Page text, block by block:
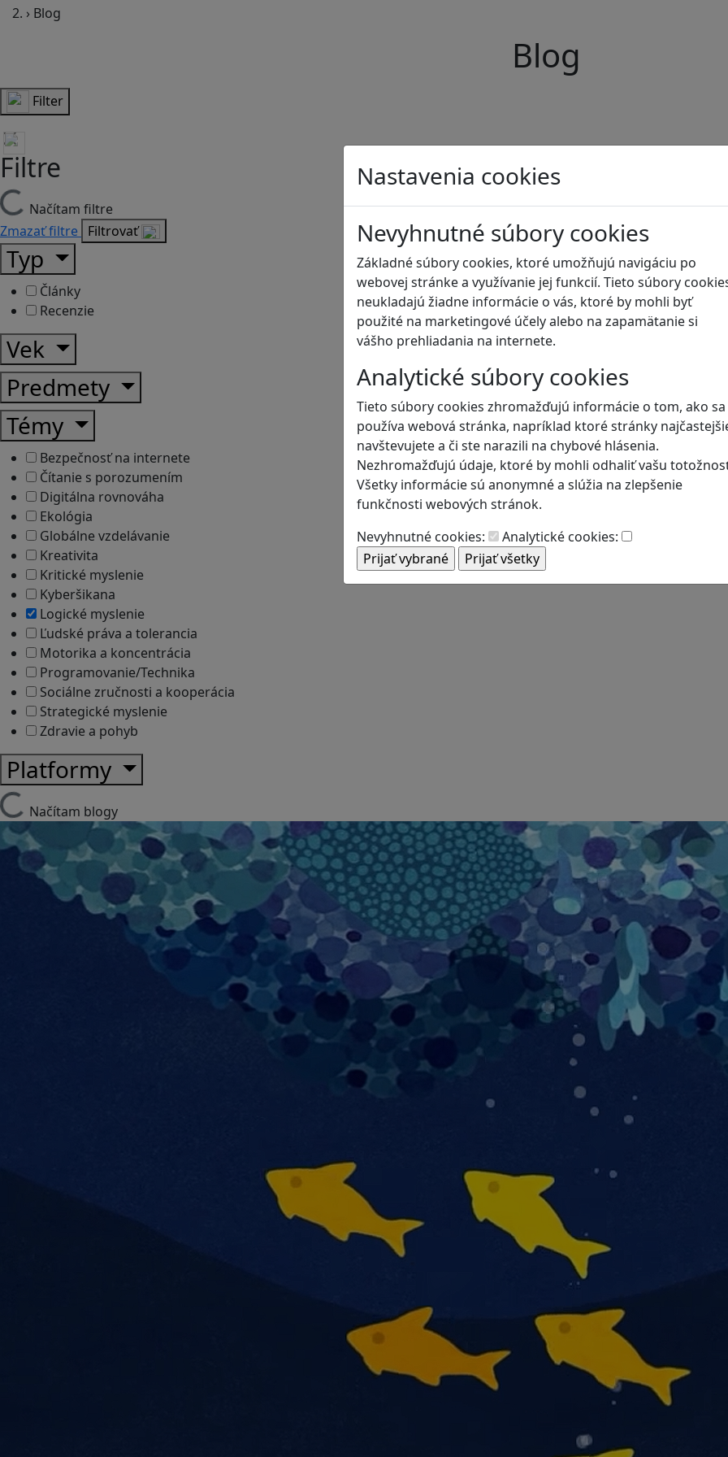
Nastavenia cookies
Nevyhnutné súbory cookies
Základné súbory cookies, ktoré umožňujú navigáciu po
webovej stránke a využívanie jej funkcií. Tieto súbory
neukladajú žiadne informácie o vás, ktoré by mohli byť
použité na marketingové účely alebo na zapamätanie si
vášho prehliadania na internete.
Analytické súbory cookies
Tieto súbory cookies zhromažďujú informácie o tom, ako sa
používa webová stránka, napríklad ktoré stránky
navštevujete a či ste narazili na chybové hlásenia.
Nezhromažďujú údaje, ktoré by mohli odhaliť vašu
Všetky informácie sú anonymné a slúžia na zlepšenie
funkčnosti webových stránok.
Nevyhnutné cookies:
Analytické cookies:
› Blog
Blog
Filter
Filtre
Načítam filtre
Zmazať filtre Filtrovať
Typ
Články
Recenzie
Vek
Predmety
Témy
Bezpečnosť na internete
Čítanie s porozumením
Digitálna rovnováha
Ekológia
Globálne vzdelávanie
Kreativita
Kritické myslenie
Kyberšikana
Logické myslenie
Ľudské práva a tolerancia
Motorika a koncentrácia
Programovanie/Technika
Sociálne zručnosti a kooperácia
Strategické myslenie
Zdravie a pohyb
Platformy
Načítam blogy